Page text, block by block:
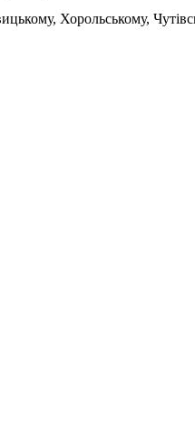
Хорольському,